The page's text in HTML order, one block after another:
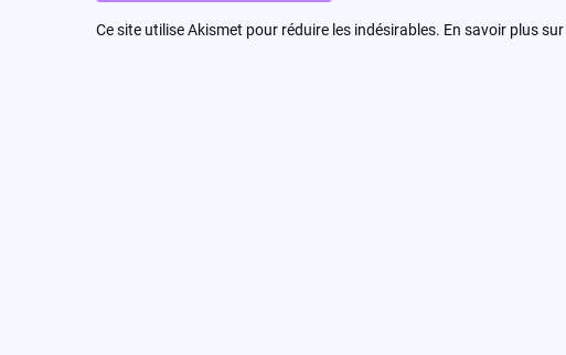
Ce site utilise Akismet pour réduire les indésirables. En savoir plus